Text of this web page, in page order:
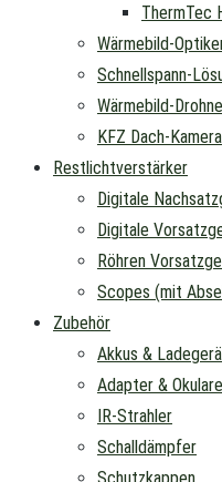
ThermTec
Wärmebild-
Schnellspann-
Wärmebild-
KFZ Dach-Kamera
Restlichtverstärker
Digitale
Digitale
Röhren
Scopes (mit
Zubehör
Akkus &
Adapter & Okulare
IR-Strahler
Schalldämpfer